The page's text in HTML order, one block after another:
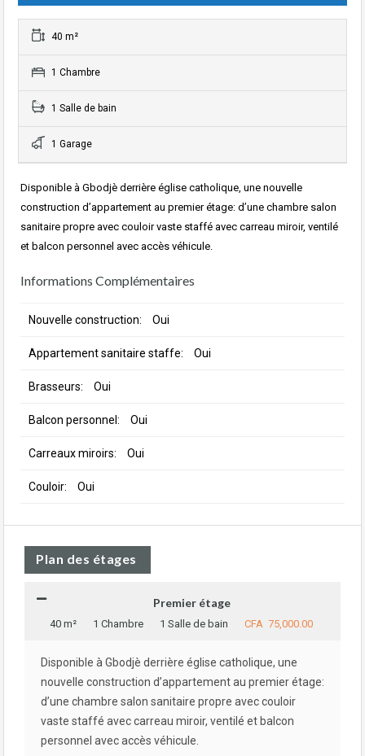
40 m²
1 Chambre
1 Salle de bain
1 Garage
Disponible à Gbodjè derrière église catholique, une nouvelle
construction d’appartement au premier étage: d’une chambre salon
sanitaire propre avec couloir vaste staffé avec carreau miroir, ventilé
et balcon personnel avec accès véhicule.
Informations Complémentaires
Nouvelle construction: Oui
Appartement sanitaire staffe: Oui
Brasseurs: Oui
Balcon personnel: Oui
Carreaux miroirs: Oui
Couloir: Oui
Plan des étages
Premier étage
40 m² 1 Chambre 1 Salle de bain CFA 75,000.00
Disponible à Gbodjè derrière église catholique, une
nouvelle construction d’appartement au premier étage:
d’une chambre salon sanitaire propre avec couloir
vaste staffé avec carreau miroir, ventilé et balcon
personnel avec accès véhicule.